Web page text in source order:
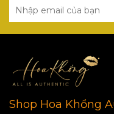
Shop Hoa Khổng